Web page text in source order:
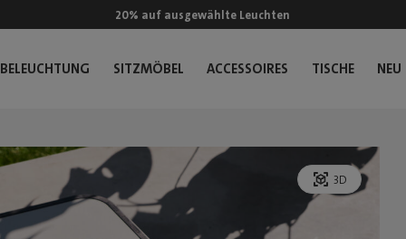
20% auf ausgewählte Leuchten
BELEUCHTUNG SITZMÖBEL ACCESSOIRES TISCHE NEU
3D